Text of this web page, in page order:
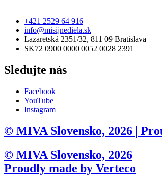
+421 2529 64 916
info@misijnediela.sk
Lazaretská 2351/32, 811 09 Bratislava
SK72 0900 0000 0052 0028 2391
Sledujte nás
Facebook
YouTube
Instagram
© MIVA Slovensko, 2026 |
© MIVA Slovensko, 2026
Proudly made by Verteco